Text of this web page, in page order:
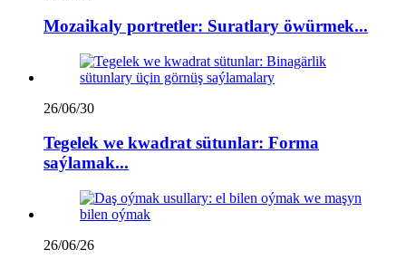
Mozaikaly portretler: Suratlary öwürmek...
26/06/30
Tegelek we kwadrat sütunlar: Forma
saýlamak...
26/06/26